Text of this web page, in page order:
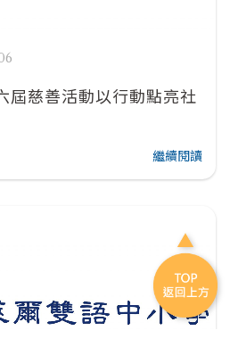
慈善活動以行動點亮社
繼續閱讀